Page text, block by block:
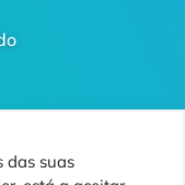
das suas